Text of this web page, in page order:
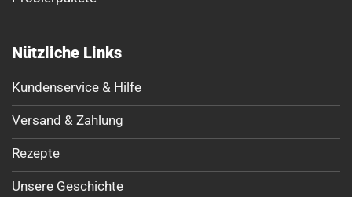
Nützliche Links
Kundenservice & Hilfe
Versand & Zahlung
Rezepte
Unsere Geschichte